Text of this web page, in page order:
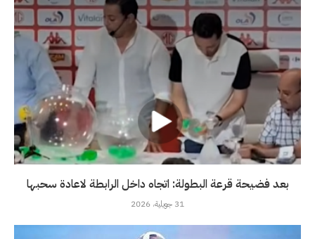
بعد فضيحة قرعة البطولة: اتجاه داخل الرابطة لاعادة سحبها
31 جويلية، 2026